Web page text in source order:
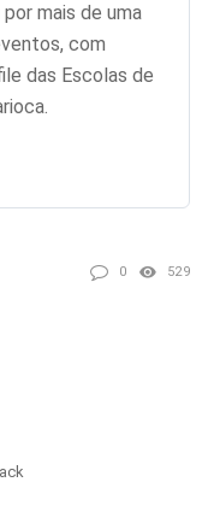
mais de uma
com
das Escolas de
0 529